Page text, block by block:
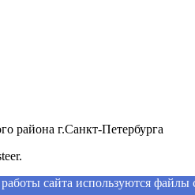
г.Санкт-Петербурга
сайта используются